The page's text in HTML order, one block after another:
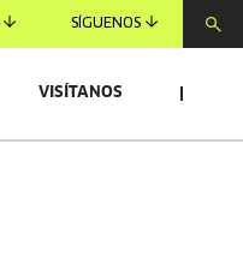
SÍGUENOS
VISÍTANOS